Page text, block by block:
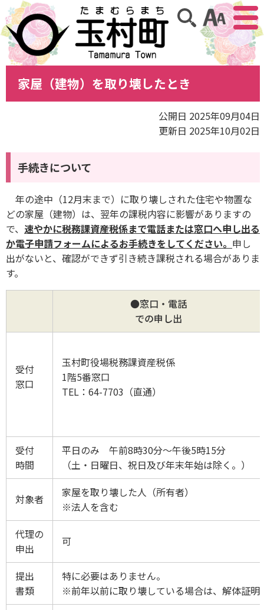
アクセ
サイト内検索
家屋（建物）を取り壊したとき
公開日 2025年09月04日
更新日 2025年10月02日
手続きについて
年の途中（12月末まで）に取り壊しされた住宅や物置な
どの家屋（建物）は、翌年の課税内容に影響がありますの
で、 速やかに税務課資産税係まで電話または窓口へ申し出る
か電子申請フォームによるお手続きをしてください。 申し
出がないと、確認ができず引き続き課税される場合がありま
す。
●窓口・電話
での申し出
受付
窓口
玉村町役場税務課資産税係
1階5番窓口
TEL：64-7703（直通）
受付
時間
平日のみ 午前8時30分～午後5時15分
（土・日曜日、祝日及び年末年始は除く。）
対象者
家屋を取り壊した人（所有者）
※法人を含む
代理の
申出
可
提出
書類
特に必要はありません。
※前年以前に取り壊している場合は、解体証